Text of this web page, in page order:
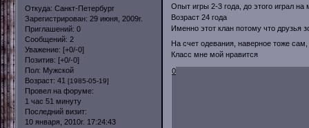
Откуда: Санкт-Петербург
Зарегистрирован: 29 июня, 2009г.
Приглашений: 0
Сообщений: 2
Уважение: [+0/-0]
Позитив: [+0/-0]
Пол: Мужской
Возраст: 41 [1985-05-19]
Провел на форуме:
1 час 51 минуту
Последний визит:
10 января, 2010г. 17:24:43
Опыт игры 2-3 года, до этого играл
Возраст 24 года
Именно этот клан потому что друзья
На счет одевания, наверное тоже
Класс мне мой нравится
0